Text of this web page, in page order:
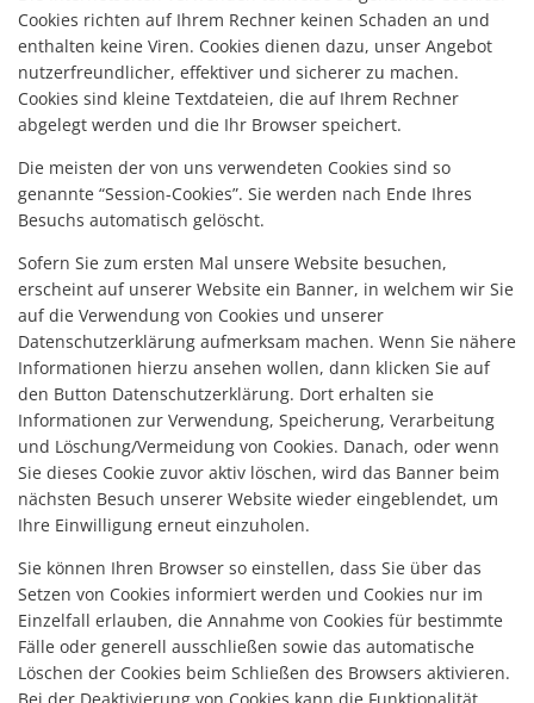
Cookies richten auf Ihrem Rechner keinen Schaden an und
enthalten keine Viren. Cookies dienen dazu, unser Angebot
nutzerfreundlicher, effektiver und sicherer zu machen.
Cookies sind kleine Textdateien, die auf Ihrem Rechner
abgelegt werden und die Ihr Browser speichert.
Die meisten der von uns verwendeten Cookies sind so
genannte “Session-Cookies”. Sie werden nach Ende Ihres
Besuchs automatisch gelöscht.
Sofern Sie zum ersten Mal unsere Website besuchen,
erscheint auf unserer Website ein Banner, in welchem wir Sie
auf die Verwendung von Cookies und unserer
Datenschutzerklärung aufmerksam machen. Wenn Sie nähere
Informationen hierzu ansehen wollen, dann klicken Sie auf
den Button Datenschutzerklärung. Dort erhalten sie
Informationen zur Verwendung, Speicherung, Verarbeitung
und Löschung/Vermeidung von Cookies. Danach, oder wenn
Sie dieses Cookie zuvor aktiv löschen, wird das Banner beim
nächsten Besuch unserer Website wieder eingeblendet, um
Ihre Einwilligung erneut einzuholen.
Sie können Ihren Browser so einstellen, dass Sie über das
Setzen von Cookies informiert werden und Cookies nur im
Einzelfall erlauben, die Annahme von Cookies für bestimmte
Fälle oder generell ausschließen sowie das automatische
Löschen der Cookies beim Schließen des Browsers aktivieren.
Bei der Deaktivierung von Cookies kann die Funktionalität